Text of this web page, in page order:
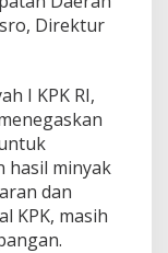
Direktur
I KPK RI,
hasil minyak
dan
KPK, masih